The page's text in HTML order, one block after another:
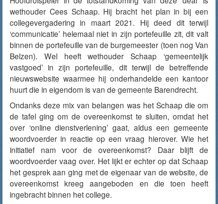
wethouder Cees Schaap. Hij bracht het plan in bij een
collegevergadering in maart 2021. Hij deed dit terwijl
‘communicatie’ helemaal niet in zijn portefeuille zit, dit valt
binnen de portefeuille van de burgemeester (toen nog Van
Belzen). Wel heeft wethouder Schaap ‘gemeentelijk
vastgoed’ in zijn portefeuille, dit terwijl de betreffende
nieuwswebsite waarmee hij onderhandelde een kantoor
huurt die in eigendom is van de gemeente Barendrecht.
Ondanks deze mix van belangen was het Schaap die om
de tafel ging om de overeenkomst te sluiten, omdat het
over ‘online dienstverlening’ gaat, aldus een gemeente
woordvoerder in reactie op een vraag hierover. Wie het
initiatief nam voor de overeenkomst? Daar blijft de
woordvoerder vaag over. Het lijkt er echter op dat Schaap
het gesprek aan ging met de eigenaar van de website, de
overeenkomst kreeg aangeboden en die toen heeft
ingebracht binnen het college.